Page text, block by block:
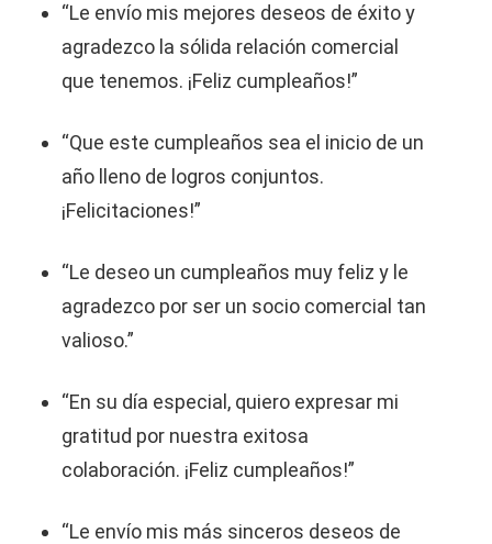
“Le envío mis mejores deseos de éxito y
agradezco la sólida relación comercial
que tenemos. ¡Feliz cumpleaños!”
“Que este cumpleaños sea el inicio de un
año lleno de logros conjuntos.
¡Felicitaciones!”
“Le deseo un cumpleaños muy feliz y le
agradezco por ser un socio comercial tan
valioso.”
“En su día especial, quiero expresar mi
gratitud por nuestra exitosa
colaboración. ¡Feliz cumpleaños!”
“Le envío mis más sinceros deseos de